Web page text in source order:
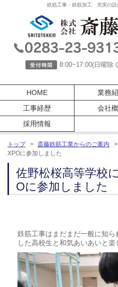
鉄筋工事・鉄筋加工 充実の設
8:00~17:00(日曜除
HOME 業務
工事経歴
会社
採用情報
トップ > 斎藤鉄筋工業からのご案内 >
XPOに参加しました
佐野松桜高等学校
Oに参加しました
鉄筋工事はまだまだ一般に知
した高校生と和気あいあいと楽